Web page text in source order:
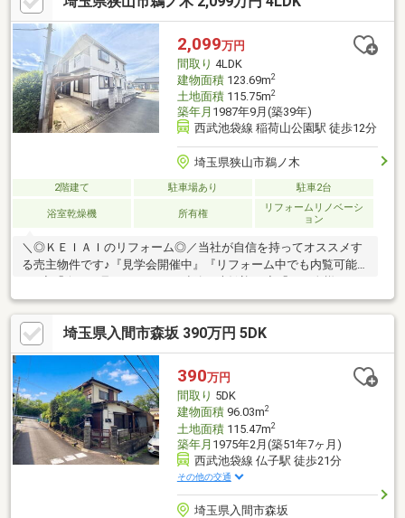
仕事帰りに即日のご案内も可能です♪
2,099万円
間取り 4LDK
建物面積123.69m2
土地面積115.75m2
築年月 1987年9月(築39年)
西武池袋線 稲荷山公園駅 徒歩12分
埼玉県狭山市鵜ノ木
2階建て 駐車場あり 駐車2台
浴室乾燥機 所有権
リフォームリノベーシ
ョン
＼◎ＫＥＩＡＩのリフォーム◎／当社が自信を持ってオススメす
る売主物件です♪『見学会開催中』『リフォーム中でも内覧可能
ご見学」も安心してお越しください◆ 住宅ローンのご相談も随時
承ります＼◎おすすめポイント◎／・住環境充実で子育て世代に
もおすすめ・収納完備で片付けはかどる♪・日当たり良好！明るい
お部屋・閑静な住宅街で安心♪・家賃より安く憧れの庭付き戸建♪
＼◎周辺環境◎／・入間川小学校（約800ｍ）・入間川中学校
（約600ｍ）・いなげや入間春日町店（約1300ｍ）
埼玉県入間市森坂 390万円 5DK
390万円
間取り 5DK
建物面積96.03m2
土地面積115.47m2
築年月 1975年2月(築51年7ヶ月)
西武池袋線 仏子駅 徒歩21分
その他の交通
埼玉県入間市森坂